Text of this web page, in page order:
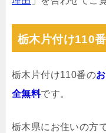
栃木片付け110
栃木片付け110番の
全無料です。
栃木県にお住いの方